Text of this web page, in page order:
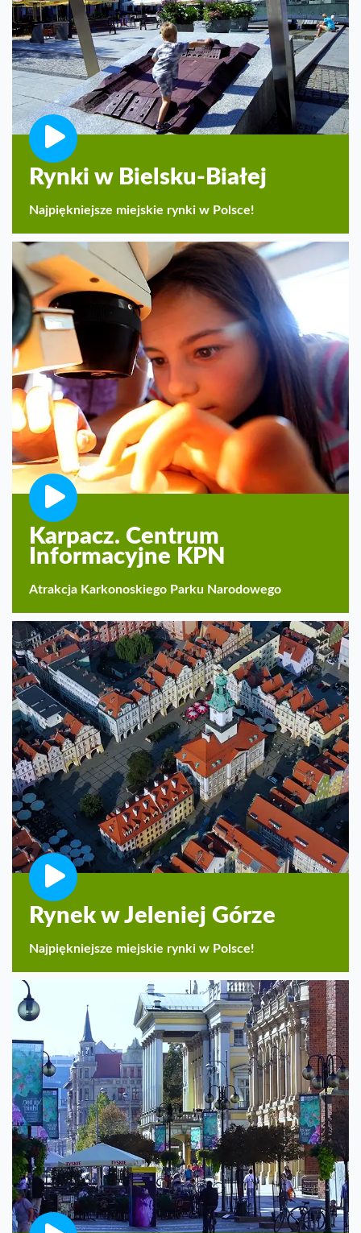
Rynki w Bielsku-Białej
Najpiękniejsze miejskie rynki w Polsce!
Karpacz. Centrum
Informacyjne KPN
Atrakcja Karkonoskiego Parku Narodowego
Rynek w Jeleniej Górze
Najpiękniejsze miejskie rynki w Polsce!